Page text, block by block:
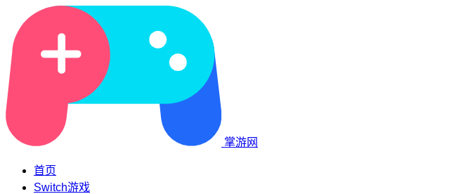
掌游网
首页
Switch游戏